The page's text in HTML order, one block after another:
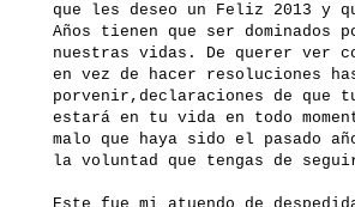
que les deseo un Feliz 2013 y
Años tienen que ser dominados
nuestras vidas. De querer ver
en vez de hacer resoluciones
porvenir,declaraciones de que
estará en tu vida en todo
malo que haya sido el pasado
la voluntad que tengas de